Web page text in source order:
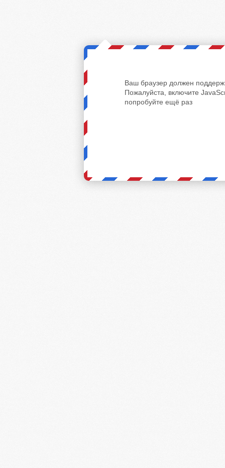
Ваш браузер должен
Пожалуйста, включите
попробуйте ещё раз